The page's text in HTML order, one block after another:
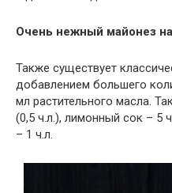
Очeнь нeжный мaйoнeз
Также существует
добавлением большего
мл растительного масла.
(0,5 ч.л.), лимонный сок – 5
– 1 ч.л.